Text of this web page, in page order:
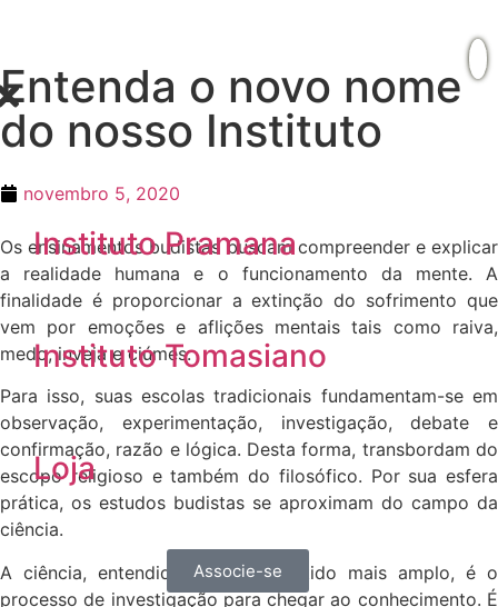
Instituto Pramana
Instituto Tomasiano
Loja
Associe-se
Entenda o novo nome
do nosso Instituto
novembro 5, 2020
Os ensinamentos budistas buscam compreender e explicar
a realidade humana e o funcionamento da mente. A
finalidade é proporcionar a extinção do sofrimento que
vem por emoções e aflições mentais tais como raiva,
medo, inveja e ciúmes.
Para isso, suas escolas tradicionais fundamentam-se em
observação, experimentação, investigação, debate e
confirmação, razão e lógica. Desta forma, transbordam do
escopo religioso e também do filosófico. Por sua esfera
prática, os estudos budistas se aproximam do campo da
ciência.
A ciência, entendida aqui em sentido mais amplo, é o
processo de investigação para chegar ao conhecimento. É